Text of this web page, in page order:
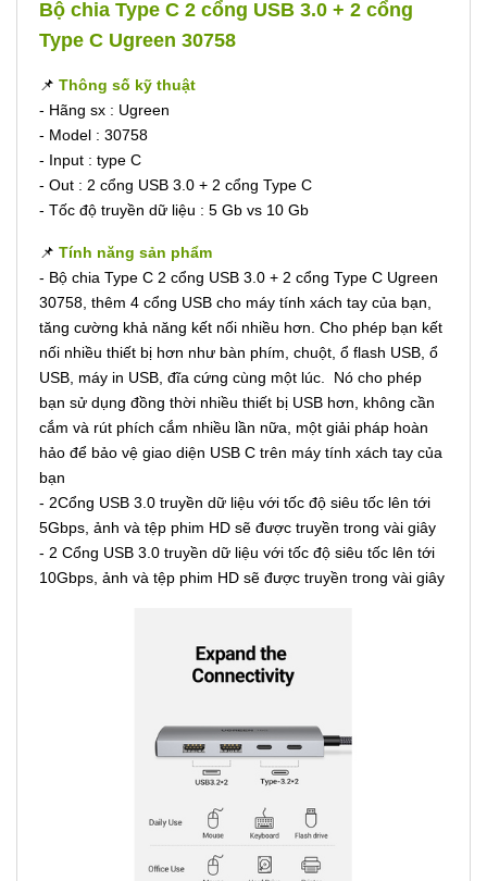
Bộ chia Type C 2 cổng USB 3.0 + 2 cổng
Type C Ugreen 30758
📌 Thông số kỹ thuật
- Hãng sx : Ugreen
- Model : 30758
- Input : type C
- Out : 2 cổng USB 3.0 + 2 cổng Type C
- Tốc độ truyền dữ liệu : 5 Gb vs 10 Gb
📌 Tính năng sản phẩm
- Bộ chia Type C 2 cổng USB 3.0 + 2 cổng Type C Ugreen
30758, thêm 4 cổng USB cho máy tính xách tay của bạn,
tăng cường khả năng kết nối nhiều hơn. Cho phép bạn kết
nối nhiều thiết bị hơn như bàn phím, chuột, ổ flash USB, ổ
USB, máy in USB, đĩa cứng cùng một lúc. Nó cho phép
bạn sử dụng đồng thời nhiều thiết bị USB hơn, không cần
cắm và rút phích cắm nhiều lần nữa, một giải pháp hoàn
hảo để bảo vệ giao diện USB C trên máy tính xách tay của
bạn
- 2Cổng USB 3.0 truyền dữ liệu với tốc độ siêu tốc lên tới
5Gbps, ảnh và tệp phim HD sẽ được truyền trong vài giây
- 2 Cổng USB 3.0 truyền dữ liệu với tốc độ siêu tốc lên tới
10Gbps, ảnh và tệp phim HD sẽ được truyền trong vài giây